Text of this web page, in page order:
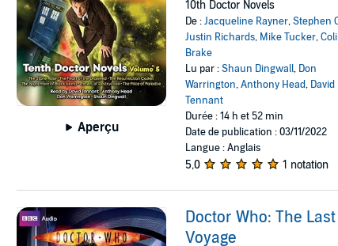
Aperçu
10th Doctor Novels
De :Jacqueline Rayner,Stephen
Justin Richards, Mike Tucker,
Brake
Lu par :Shaun Dingwall, Don
Warrington,Anthony Head, David
Tennant
Durée : 14 h et 52 min
Date de publication : 03/11/2022
Langue : Anglais
5,0 1 notation
Doctor Who: The Last
Voyage